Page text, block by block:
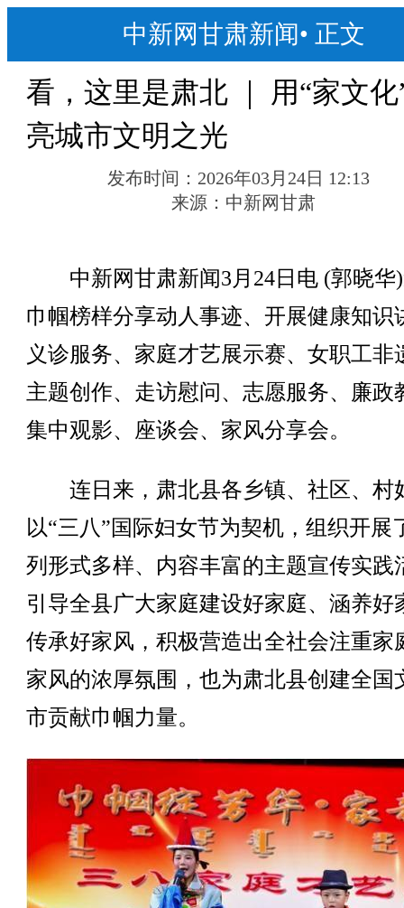
中新网甘肃新闻• 正文
看，这里是肃北 ｜ 用“家文化
亮城市文明之光
发布时间： 2026年03月24日 12:13
来源： 中新网甘肃
中新网甘肃新闻3月24日电 (郭晓华
巾帼榜样分享动人事迹、开展健康知识
义诊服务、家庭才艺展示赛、女职工非
主题创作、走访慰问、志愿服务、廉政
集中观影、座谈会、家风分享会。
连日来，肃北县各乡镇、社区、村
以“三八”国际妇女节为契机，组织开展
列形式多样、内容丰富的主题宣传实践
引导全县广大家庭建设好家庭、涵养好
传承好家风，积极营造出全社会注重家
家风的浓厚氛围，也为肃北县创建全国
市贡献巾帼力量。